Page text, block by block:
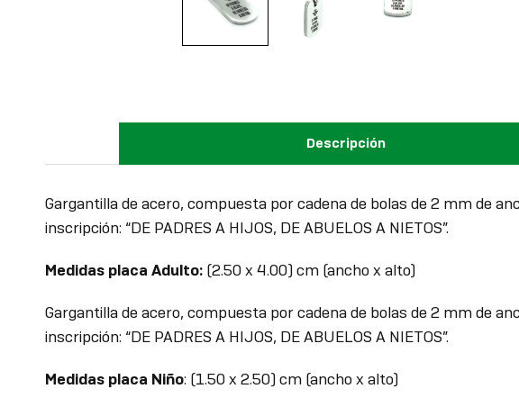
Descripción
Gargantilla de acero, compuesta por cadena de bolas de 2 mm de
inscripción: “DE PADRES A HIJOS, DE ABUELOS A NIETOS”.
Medidas placa Adulto: (2.50 x 4.00) cm (ancho x alto)
Gargantilla de acero, compuesta por cadena de bolas de 2 mm de
inscripción: “DE PADRES A HIJOS, DE ABUELOS A NIETOS”.
Medidas placa Niño: (1.50 x 2.50) cm (ancho x alto)